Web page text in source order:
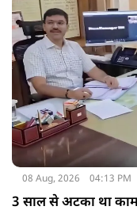
08 Aug, 2026 04:13 PM
3 साल से अटका था